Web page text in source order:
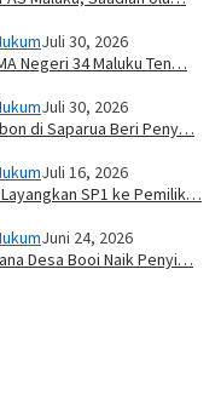
Juli 30, 2026
Negeri 34 Maluku Ten…
Juli 30, 2026
di Saparua Beri Peny…
Juli 16, 2026
SP1 ke Pemilik…
Juni 24, 2026
Desa Booi Naik Penyi…